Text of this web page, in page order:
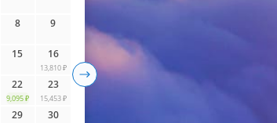
8 9
15 16
13,810 ₽
22
9,095 ₽
23
15,453 ₽
29 30